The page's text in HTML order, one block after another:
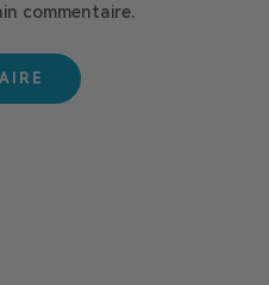
commentaire.